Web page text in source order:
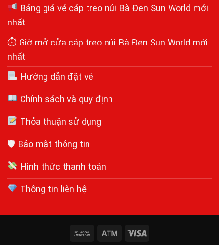
Bảng giá vé cáp treo núi Bà Đen Sun World mới
nhất
⏱ Giờ mở cửa cáp treo núi Bà Đen Sun World mới
nhất
Hướng dẫn đặt vé
Chính sách và quy định
Thỏa thuận sử dụng
🛡 Bảo mật thông tin
Hình thức thanh toán
Thông tin liên hệ
Bank
Atm Visa